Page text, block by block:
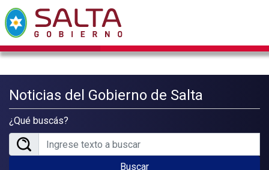
Noticias del Gobierno de Salta
¿Qué buscás?
Buscar